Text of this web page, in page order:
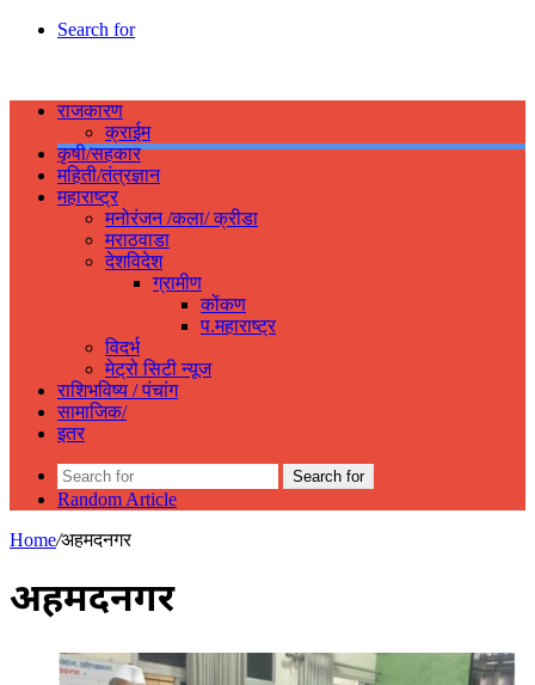
Search for
राजकारण
क्राईम
कृषी/सहकार
महिती/तंत्रज्ञान
महाराष्ट्र
मनोरंजन /कला/ क्रीडा
मराठवाडा
देशविदेश
ग्रामीण
कोंकण
प.महाराष्ट्र
विदर्भ
मेट्रो सिटी न्यूज
राशिभविष्य / पंचांग
सामाजिक/
इतर
Search for
Random Article
Home/अहमदनगर
अहमदनगर